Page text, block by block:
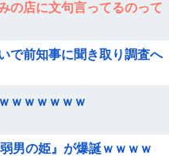
の店に文句言ってるのって
で前知事に聞き取り調査へ
ｗｗｗｗｗｗ
男の姫』が爆誕ｗｗｗｗ